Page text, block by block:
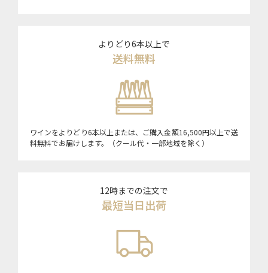
よりどり6本以上で
送料無料
ワインをよりどり6本以上または、ご購入金額16,500円以上で送
料無料でお届けします。（クール代・一部地域を除く）
12時までの注文で
最短当日出荷